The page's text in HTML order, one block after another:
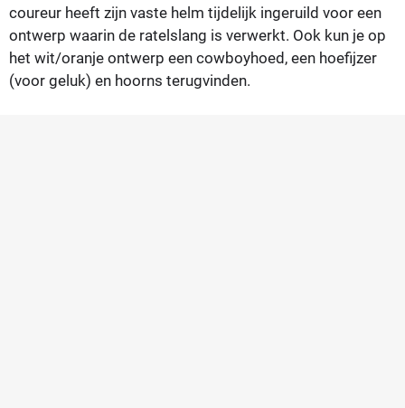
coureur heeft zijn vaste helm tijdelijk ingeruild voor een
ontwerp waarin de ratelslang is verwerkt. Ook kun je op
het wit/oranje ontwerp een cowboyhoed, een hoefijzer
(voor geluk) en hoorns terugvinden.